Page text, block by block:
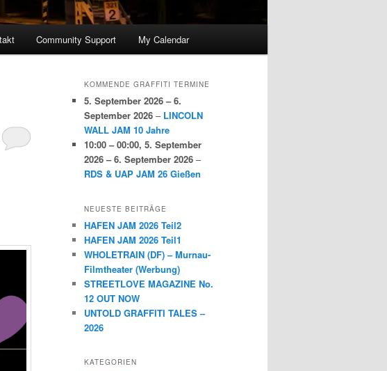
Community Support My Calendar
KOMMENDE GRAFFITI TERMINE
5. September 2026 – 6.
September 2026 – LINCOLN
WALL JAM 10 Jahre
10:00 – 00:00, 5. September
2026 – 6. September 2026 –
RDS & UAP JAM 26 Gießen
NEUESTE BEITRÄGE
HAFEN JAM 2026 Teil2
HAFEN JAM 2026 Teil1
WHOLETRAIN (DF) – Murnau-
Filmtheater (Werbung)
STREETLOVE MAGAZINE No.
12 OUT NOW
UNTOLD GRAFFITI TALES –
2026
KATEGORIEN